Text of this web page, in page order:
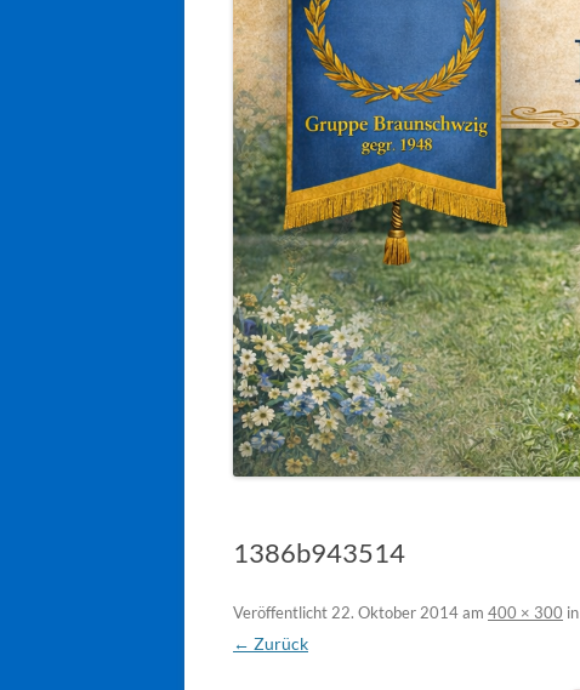
1386b943514
Veröffentlicht22. Oktober 2014am 400 × 300 in
← Zurück